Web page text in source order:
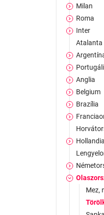
Milan
Roma
Inter
Atalanta
Anglia
Belgium
Brazília
Hollandia
Mez,